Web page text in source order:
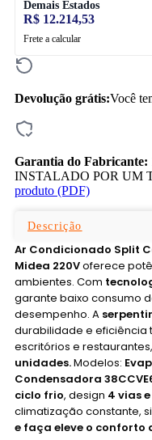
Demais Estados
R$ 12.214,53
Frete a calcular
Devolução grátis:Você
Garantia do Fabricante:
INSTALADO POR UM
produto (PDF)
Descrição
Ar Condicionado Split
Midea 220Voferece
ambientes. Com
garante baixo consumo
desempenho. A
durabilidade e eficiência
escritórios e
unidades.Modelos:
Condensadora
ciclo frio, design 4 vias
climatização constante,
e faça eleve o conforto